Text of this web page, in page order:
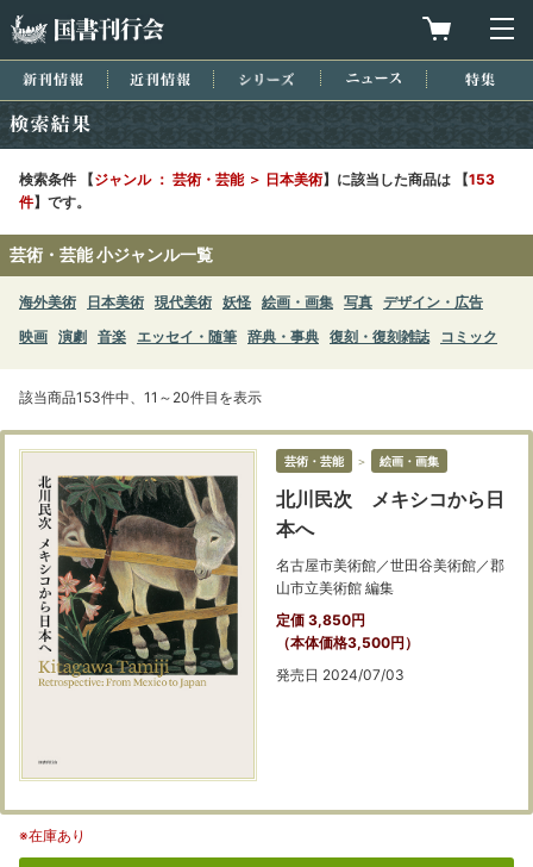
買物カゴを
新刊情報 近刊情報 シリーズ ニュース
検索条件 【ジャンル ： 芸術・芸能 ＞ 日本美術】に該当した商品は 【153
件】です。
芸術・芸能 小ジャンル一覧
海外美術 日本美術 現代美術 妖怪 絵画・画集 写真 デザイン・広告
映画 演劇 音楽 エッセイ・随筆 辞典・事典 復刻・復刻雑誌 コミック
該当商品153件中、11～20件目を表示
芸術・芸能 ＞ 絵画・画集
北川民次 メキシコから日
本へ
名古屋市美術館／世田谷美術館／郡
山市立美術館 編集
定価 3,850円
（本体価格3,500円）
発売日 2024/07/03
※在庫あり